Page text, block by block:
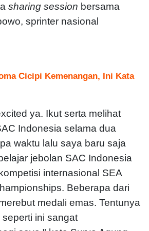
sharing session bersama
sprinter nasional
Cicipi Kemenangan, Ini Kata
ya. Ikut serta melihat
Indonesia selama dua
waktu lalu saya baru saja
jebolan SAC Indonesia
internasional SEA
Beberapa dari
medali emas. Tentunya
ini sangat